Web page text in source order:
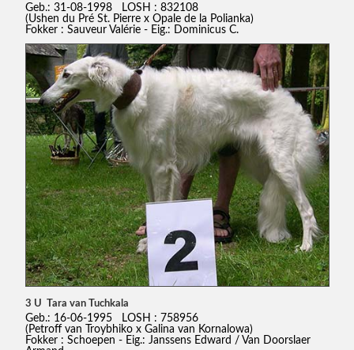
Geb.: 31-08-1998 LOSH : 832108
(Ushen du Pré St. Pierre x Opale de la Polianka)
Fokker : Sauveur Valérie - Eig.: Dominicus C.
3 U Tara van Tuchkala
Geb.: 16-06-1995 LOSH : 758956
(Petroff van Troybhiko x Galina van Kornalowa)
Fokker : Schoepen - Eig.: Janssens Edward / Van Doorslaer